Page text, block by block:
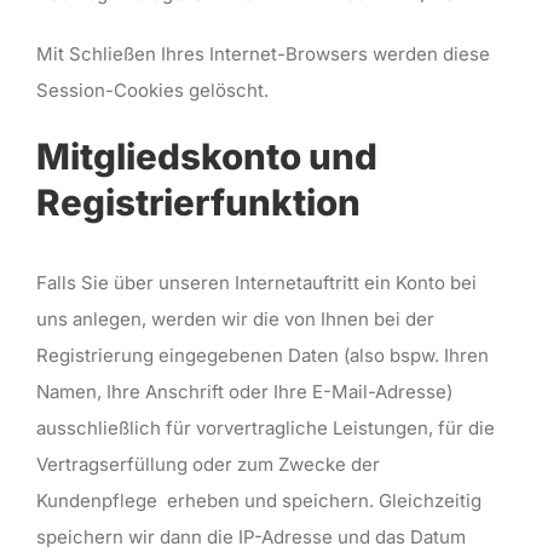
Mit Schließen Ihres Internet-Browsers werden diese
Session-Cookies gelöscht.
Mitgliedskonto und
Registrierfunktion
Falls Sie über unseren Internetauftritt ein Konto bei
uns anlegen, werden wir die von Ihnen bei der
Registrierung eingegebenen Daten (also bspw. Ihren
Namen, Ihre Anschrift oder Ihre E-Mail-Adresse)
ausschließlich für vorvertragliche Leistungen, für die
Vertragserfüllung oder zum Zwecke der
Kundenpflege erheben und speichern. Gleichzeitig
speichern wir dann die IP-Adresse und das Datum